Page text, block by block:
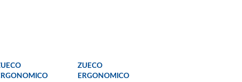
ZUECO
ERGONOMICO